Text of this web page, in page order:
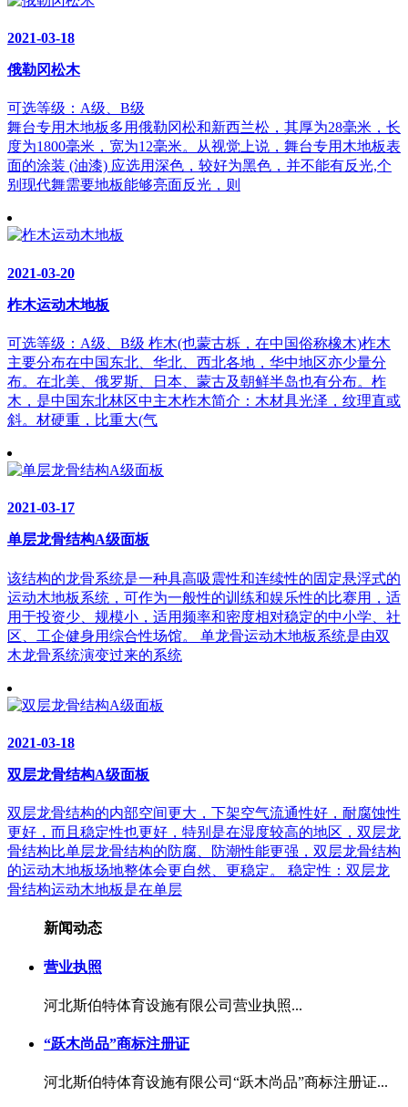
2021-03-18
俄勒冈松木
可选等级：A级、B级
舞台专用木地板多用俄勒冈松和新西兰松，其厚为28毫米，长
度为1800毫米，宽为12毫米。从视觉上说，舞台专用木地板表
面的涂装 (油漆) 应选用深色，较好为黑色，并不能有反光,个
别现代舞需要地板能够亮面反光，则
2021-03-20
柞木运动木地板
可选等级：A级、B级 柞木(也蒙古栎，在中国俗称橡木)柞木
主要分布在中国东北、华北、西北各地，华中地区亦少量分
布。在北美、俄罗斯、日本、蒙古及朝鲜半岛也有分布。柞
木，是中国东北林区中主木柞木简介：木材具光泽，纹理直或
斜。材硬重，比重大(气
2021-03-17
单层龙骨结构A级面板
该结构的龙骨系统是一种具高吸震性和连续性的固定悬浮式的
运动木地板系统，可作为一般性的训练和娱乐性的比赛用，适
用于投资少、规模小，适用频率和密度相对稳定的中小学、社
区、工企健身用综合性场馆。 单龙骨运动木地板系统是由双
木龙骨系统演变过来的系统
2021-03-18
双层龙骨结构A级面板
双层龙骨结构的内部空间更大，下架空气流通性好，耐腐蚀性
更好，而且稳定性也更好，特别是在湿度较高的地区，双层龙
骨结构比单层龙骨结构的防腐、防潮性能更强，双层龙骨结构
的运动木地板场地整体会更自然、更稳定。 稳定性：双层龙
骨结构运动木地板是在单层
新闻动态
营业执照
河北斯伯特体育设施有限公司营业执照...
“跃木尚品”商标注册证
河北斯伯特体育设施有限公司“跃木尚品”商标注册证...